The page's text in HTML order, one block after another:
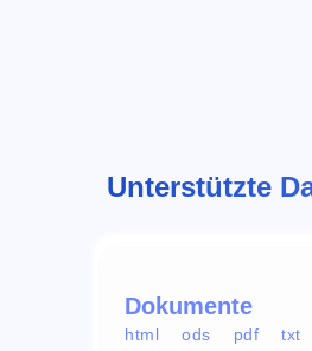
Unterstützte
Dokumente
html ods pdf txt